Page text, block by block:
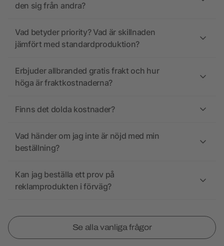
den sig från andra?
Vad betyder priority? Vad är skillnaden
jämfört med standardproduktion?
Erbjuder allbranded gratis frakt och hur
höga är fraktkostnaderna?
Finns det dolda kostnader?
Vad händer om jag inte är nöjd med min
beställning?
Kan jag beställa ett prov på
reklamprodukten i förväg?
Se alla vanliga frågor